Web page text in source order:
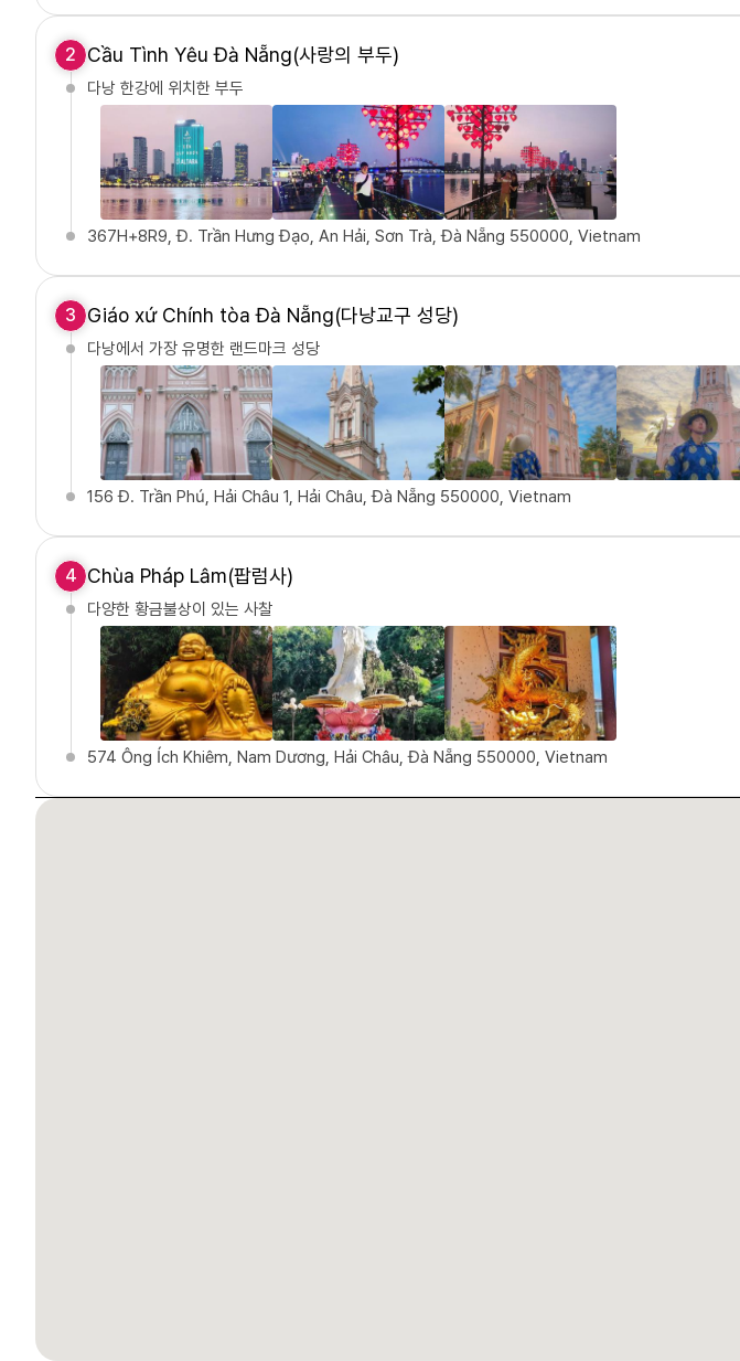
2 Cầu Tình Yêu Đà Nẵng(사랑의 부두)
다낭 한강에 위치한 부두
367H+8R9, Đ. Trần Hưng Đạo, An Hải, Sơn Trà, Đà Nẵng 550000, Vietnam
3 Giáo xứ Chính tòa Đà Nẵng(다낭교구 성당)
다낭에서 가장 유명한 랜드마크 성당
156 Đ. Trần Phú, Hải Châu 1, Hải Châu, Đà Nẵng 550000, Vietnam
4 Chùa Pháp Lâm(팝럼사)
다양한 황금불상이 있는 사찰
574 Ông Ích Khiêm, Nam Dương, Hải Châu, Đà Nẵng 550000, Vietnam